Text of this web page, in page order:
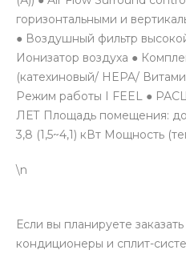
горизонтальными и
● Воздушный фильтр
Ионизатор воздуха ●
(катехиновый/ HEPA/
Режим работы I FEEL ●
ЛЕТ Площадь помещения:
3,8 (1,5~4,1) кВт Мощность
\n
Если вы планируете
кондиционеры и сплит-